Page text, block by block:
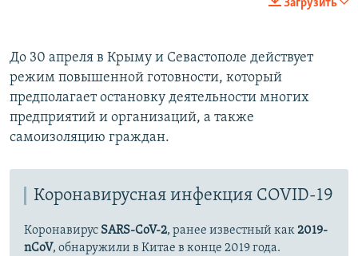
1080p
1080p
Загрузить
До 30 апреля в Крыму и Севастополе действует
режим повышенной готовности, который
предполагает остановку деятельности многих
предприятий и организаций, а также
самоизоляцию граждан.
Коронавирусная инфекция COVID-19
Коронавирус SARS-CoV-2, ранее известный как2019-
nCoV, обнаружили в Китае в конце 2019 года.